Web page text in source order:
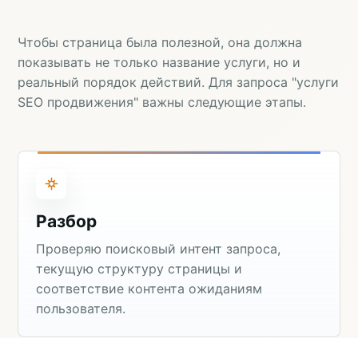
Чтобы страница была полезной, она должна
показывать не только название услуги, но и
реальный порядок действий. Для запроса "услуги
SEO продвижения" важны следующие этапы.
Разбор
Проверяю поисковый интент запроса,
текущую структуру страницы и
соответствие контента ожиданиям
пользователя.